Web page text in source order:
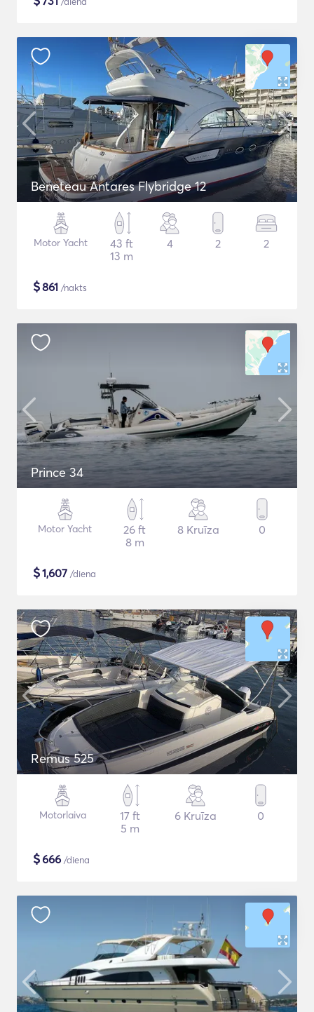
Beneteau Antares Flybridge 12
Motor Yacht
43 ft
13 m
4 2 2
$861 /nakts
Prince 34
Motor Yacht
26 ft
8 m
8 Kruīza 0
$1,607 /diena
Remus 525
Motorlaiva
17 ft
5 m
6 Kruīza 0
$666 /diena